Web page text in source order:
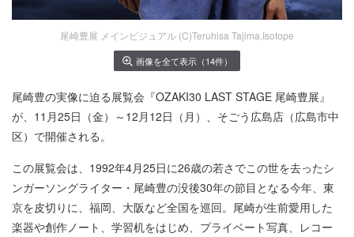
尾崎豊展 メインビジュアル (C)Teruhisa Tajima,Isotope
画像を全て表示（14件）
尾崎豊の実像に迫る展覧会『OZAKI30 LAST STAGE 尾崎豊展』
が、11月25日（金）～12月12日（月）、そごう広島店（広島市中
区）で開催される。
この展覧会は、1992年4月25日に26歳の若さでこの世を去ったシ
ンガーソングライター・尾崎豊の没後30年の節目となる今年、東
京を皮切りに、福岡、大阪など全国を巡回。尾崎が生前愛用した
楽器や創作ノート、学習机をはじめ、プライベート写真、レコー